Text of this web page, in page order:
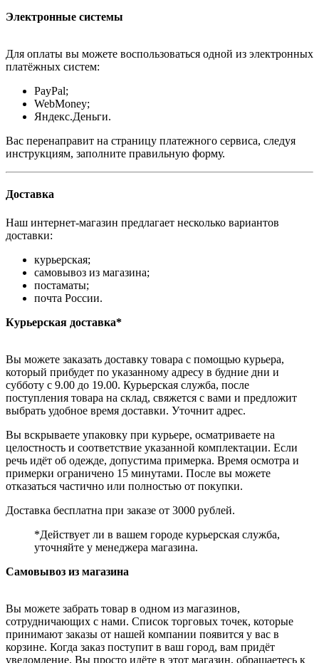
Электронные системы
Для оплаты вы можете воспользоваться одной из электронных
платёжных систем:
PayPal;
WebMoney;
Яндекс.Деньги.
Вас перенаправит на страницу платежного сервиса, следуя
инструкциям, заполните правильную форму.
Доставка
Наш интернет-магазин предлагает несколько вариантов
доставки:
курьерская;
самовывоз из магазина;
постаматы;
почта России.
Курьерская доставка*
Вы можете заказать доставку товара с помощью курьера,
который прибудет по указанному адресу в будние дни и
субботу с 9.00 до 19.00. Курьерская служба, после
поступления товара на склад, свяжется с вами и предложит
выбрать удобное время доставки. Уточнит адрес.
Вы вскрываете упаковку при курьере, осматриваете на
целостность и соответствие указанной комплектации. Если
речь идёт об одежде, допустима примерка. Время осмотра и
примерки ограничено 15 минутами. После вы можете
отказаться частично или полностью от покупки.
Доставка бесплатна при заказе от 3000 рублей.
*Действует ли в вашем городе курьерская служба,
уточняйте у менеджера магазина.
Самовывоз из магазина
Вы можете забрать товар в одном из магазинов,
сотрудничающих с нами. Список торговых точек, которые
принимают заказы от нашей компании появится у вас в
корзине. Когда заказ поступит в ваш город, вам придёт
уведомление. Вы просто идёте в этот магазин, обращаетесь к